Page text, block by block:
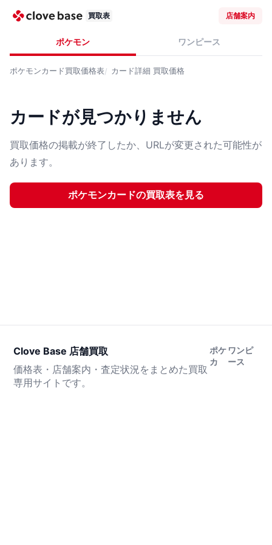
買取表 店舗案内
ポケモン ワンピース
ポケモンカード買取価格表 カード詳細 買取価格
カードが見つかりません
買取価格の掲載が終了したか、URLが変更された可能性が
あります。
ポケモンカードの買取表を見る
Clove Base 店舗買取
価格表・店舗案内・査定状況をまとめた買取
専用サイトです。
ポケ
カ
ワンピ
ース